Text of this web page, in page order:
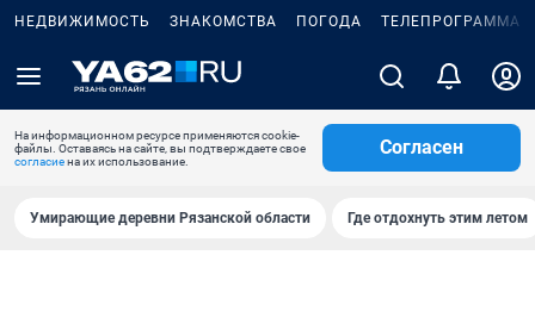
НЕДВИЖИМОСТЬ ЗНАКОМСТВА ПОГОДА ТЕЛЕПРОГРАММА
На информационном ресурсе применяются cookie-
файлы. Оставаясь на сайте, вы подтверждаете свое
согласиена их использование.
Согласен
Умирающие деревни Рязанской области Где отдохнуть этим летом